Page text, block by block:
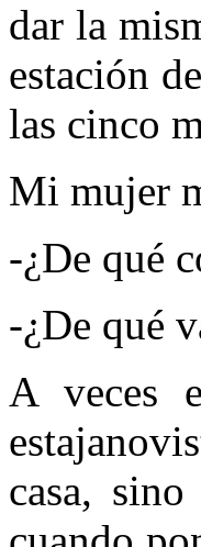
dar la
estación
las cinco
Mi mujer
-¿De qué
-¿De qué
A veces
casa,